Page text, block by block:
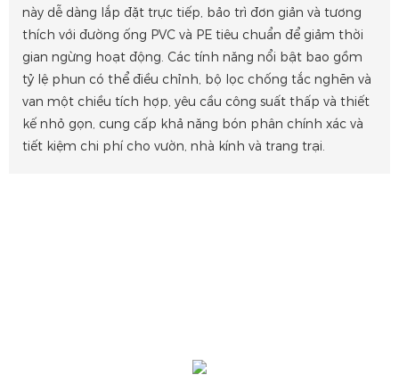
này dễ dàng lắp đặt trực tiếp, bảo trì đơn giản và tương
thích với đường ống PVC và PE tiêu chuẩn để giảm thời
gian ngừng hoạt động. Các tính năng nổi bật bao gồm
tỷ lệ phun có thể điều chỉnh, bộ lọc chống tắc nghẽn và
van một chiều tích hợp, yêu cầu công suất thấp và thiết
kế nhỏ gọn, cung cấp khả năng bón phân chính xác và
tiết kiệm chi phí cho vườn, nhà kính và trang trại.